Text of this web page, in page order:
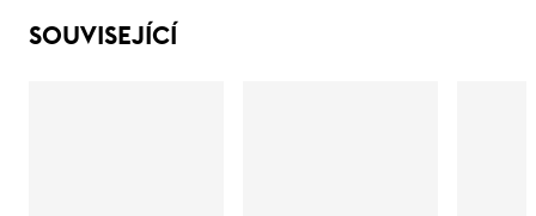
SOUVISEJÍCÍ